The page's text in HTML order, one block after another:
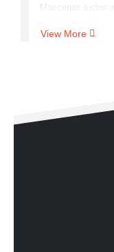
Maecenas luctus
rutrum, metus
Lorem ipsum
View More